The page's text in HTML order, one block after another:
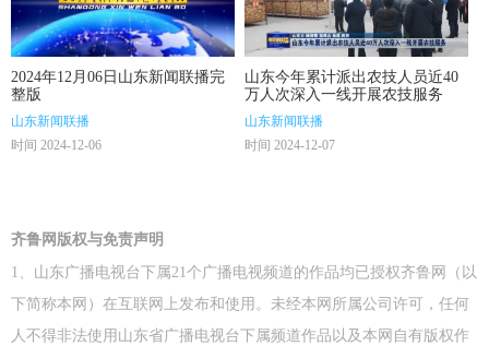
2024年12月06日山东新闻联播完
整版
山东新闻联播
时间 2024-12-06
山东今年累计派出农技人员近40
万人次深入一线开展农技服务
山东新闻联播
时间 2024-12-07
齐鲁网版权与免责声明
1、山东广播电视台下属21个广播电视频道的作品均已授权齐鲁网（以
下简称本网）在互联网上发布和使用。未经本网所属公司许可，任何
人不得非法使用山东省广播电视台下属频道作品以及本网自有版权作